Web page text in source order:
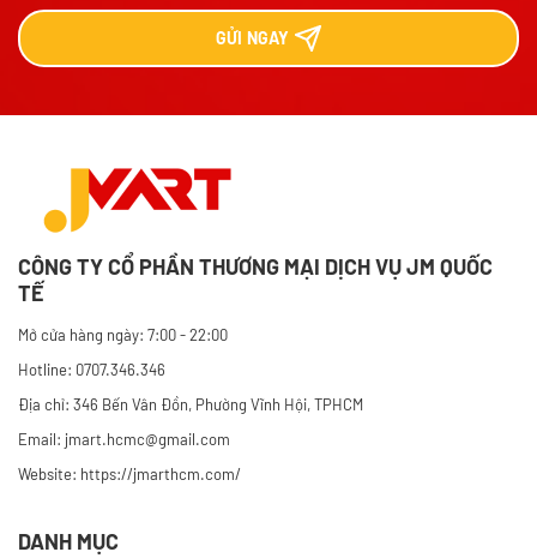
GỬI NGAY
CÔNG TY CỔ PHẦN THƯƠNG MẠI DỊCH VỤ JM QUỐC
TẾ
Mở cửa hàng ngày: 7:00 - 22:00
Hotline: 0707.346.346
Địa chỉ: 346 Bến Vân Đồn, Phường Vĩnh Hội, TPHCM
Email: jmart.hcmc@gmail.com
Website: https://jmarthcm.com/
DANH MỤC